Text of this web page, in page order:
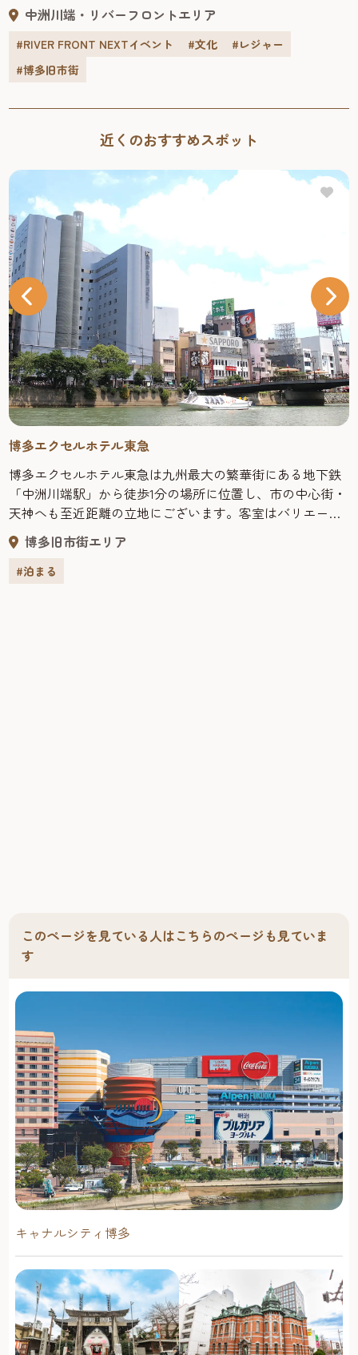
中洲川端・リバーフロントエリア
#RIVER FRONT NEXTイベント #文化
#レジャー
#博多旧市街
近くのおすすめスポット
博多エクセルホテル東急
博多エクセルホテル東急は九州最大の繁華街にある地下鉄
「中洲川端駅」から徒歩1分の場所に位置し、市の中心街・
天神へも至近距離の立地にございます。客室はバリエー
ション豊かな全18タイプあり、全室高速インターネット完
備、32型以上液晶TVをご用意しております。併せてデュベ
スタイルの寝具、テンピュール社製コンフォートピローで
博多旧市街エリア
#泊まる
このページを見ている人はこちらのページも見ていま
す
キャナルシティ博多